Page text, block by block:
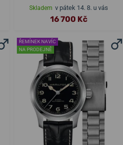
Skladem v pátek 14. 8. u vás
16 700 Kč
ŘEMÍNEK NAVÍC
NA PRODEJNĚ